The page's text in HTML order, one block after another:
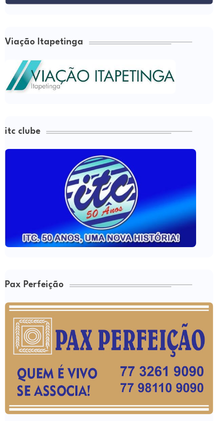
Viação Itapetinga
itc clube
Pax Perfeição